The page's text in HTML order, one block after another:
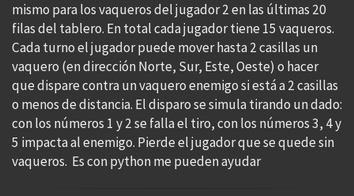
mismo para los vaqueros del jugador 2 en las últimas 20
filas del tablero. En total cada jugador tiene 15 vaqueros.
Cada turno el jugador puede mover hasta 2 casillas un
vaquero (en dirección Norte, Sur, Este, Oeste) o hacer
que dispare contra un vaquero enemigo si está a 2 casillas
o menos de distancia. El disparo se simula tirando un dado:
con los números 1 y 2 se falla el tiro, con los números 3, 4 y
5 impacta al enemigo. Pierde el jugador que se quede sin
vaqueros. Es con python me pueden ayudar